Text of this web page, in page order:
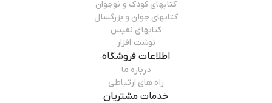
کتابهای کودک و نوجوان
کتابهای جوان و بزرگسال
کتابهای نفیس
نوشت افزار
اطلاعات فروشگاه
درباره ما
راه های ارتباطی
خدمات مشتریان